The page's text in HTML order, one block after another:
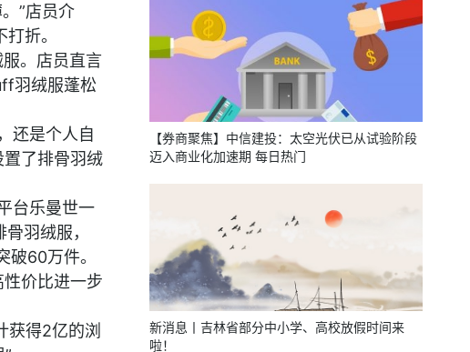
”店员介
折。
。店员直言
羽绒服蓬松
还是个人自
置了排骨羽绒
台乐曼世一
羽绒服，
60万件。
价比进一步
获得2亿的浏
【券商聚焦】中信建投：太空光伏已从试验阶段
迈入商业化加速期 每日热门
新消息丨吉林省部分中小学、高校放假时间来
啦！